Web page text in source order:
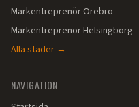
MarkentreprenörÖrebro
MarkentreprenörHelsingborg
Alla städer →
NAVIGATION